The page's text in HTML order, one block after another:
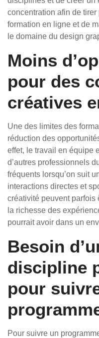
concentration afin de
formation en ligne et de
le domaine du design
Moins
pour des
créatives
Une des limites des
réduction des
effet, le travail en équipe
d’autres professionnels
fréquents lorsqu’on suit
interactions directes et
créativité peuvent parfois
la richesse des
pourrait avoir dans un
Besoin
discipline
pour
Pour suivre un